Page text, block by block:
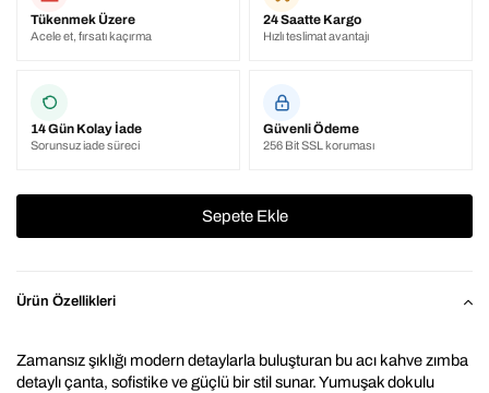
Tükenmek Üzere
Acele et, fırsatı kaçırma
24 Saatte Kargo
Hızlı teslimat avantajı
14 Gün Kolay İade
Sorunsuz iade süreci
Güvenli Ödeme
256 Bit SSL koruması
Ürün Özellikleri
Zamansız şıklığı modern detaylarla buluşturan bu acı kahve zımba
detaylı çanta, sofistike ve güçlü bir stil sunar. Yumuşak dokulu